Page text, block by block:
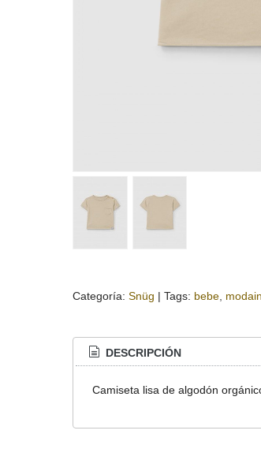
Categoría: Snüg | Tags: bebe
DESCRIPCIÓN
Camiseta lisa de algodón